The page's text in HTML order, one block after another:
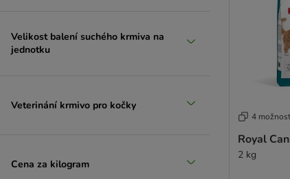
Velikost balení suchého krmiva na
jednotku
Veterinání krmivo pro kočky
Cena za kilogram
4
Royal
2 kg